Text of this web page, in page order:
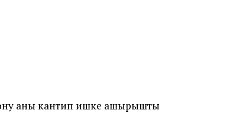
аны кантип ишке ашырышты